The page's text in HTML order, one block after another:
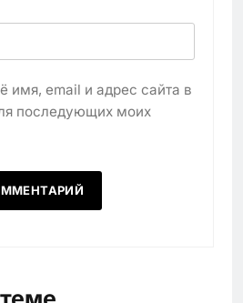
имя, email и адрес сайта в
последующих моих